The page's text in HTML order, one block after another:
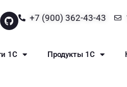
+7 (900) 362-43-43
1С Продукты 1С